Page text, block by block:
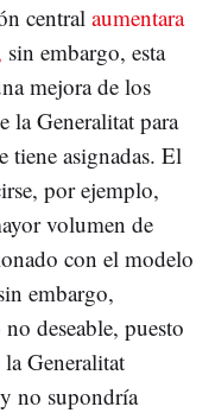
central aumentara
sin embargo, esta
mejora de los
la Generalitat para
tiene asignadas. El
por ejemplo,
volumen de
con el modelo
embargo,
deseable, puesto
Generalitat
no supondría